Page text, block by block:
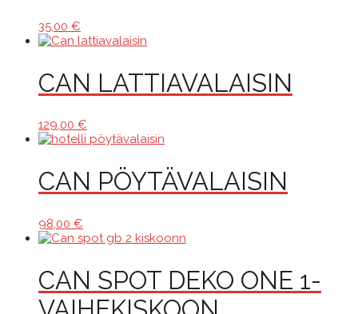
35,00 €
CAN LATTIAVALAISIN
129,00 €
CAN PÖYTÄVALAISIN
98,00 €
CAN SPOT DEKO ONE 1-